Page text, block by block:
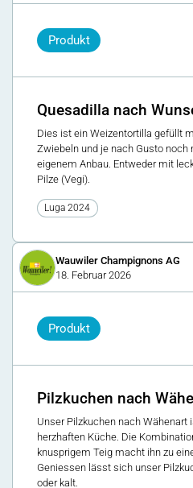
Produkt
Quesadilla nach
Dies ist ein Weizentortilla gefüllt
Zwiebeln und je nach Gusto noch
eigenem Anbau. Entweder mit
Pilze (Vegi).
Luga 2024
Wauwiler Champignons AG
18. Februar 2026
Produkt
Pilzkuchen nach
Unser Pilzkuchen nach Wähenart
herzhaften Küche. Die
knusprigem Teig macht ihn zu
Geniessen lässt sich unser
oder kalt.